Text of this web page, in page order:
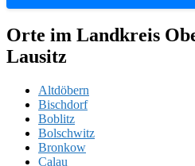
Orte im Landkreis
Lausitz
Altdöbern
Bischdorf
Boblitz
Bolschwitz
Bronkow
Calau